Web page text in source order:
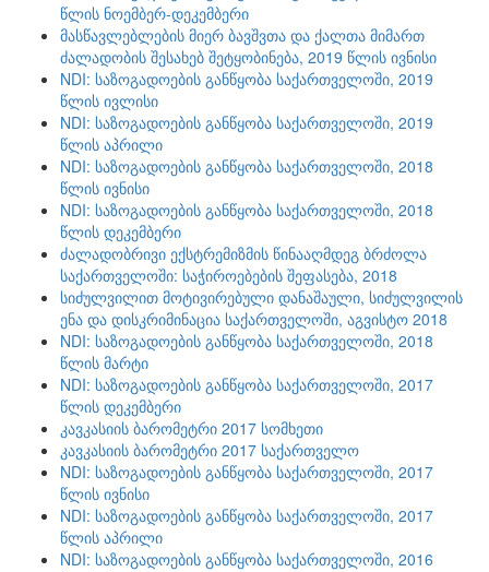
წლის ნოემბერ-დეკემბერი
მასწავლებლების მიერ ბავშვთა და ქალთა მიმართ
ძალადობის შესახებ შეტყობინება, 2019 წლის ივნისი
NDI: საზოგადოების განწყობა საქართველოში, 2019
წლის ივლისი
NDI: საზოგადოების განწყობა საქართველოში, 2019
წლის აპრილი
NDI: საზოგადოების განწყობა საქართველოში, 2018
წლის ივნისი
NDI: საზოგადოების განწყობა საქართველოში, 2018
წლის დეკემბერი
ძალადობრივი ექსტრემიზმის წინააღმდეგ ბრძოლა
საქართველოში: საჭიროებების შეფასება, 2018
სიძულვილით მოტივირებული დანაშაული, სიძულვილის
ენა და დისკრიმინაცია საქართველოში, აგვისტო 2018
NDI: საზოგადოების განწყობა საქართველოში, 2018
წლის მარტი
NDI: საზოგადოების განწყობა საქართველოში, 2017
წლის დეკემბერი
კავკასიის ბარომეტრი 2017 სომხეთი
კავკასიის ბარომეტრი 2017 საქართველო
NDI: საზოგადოების განწყობა საქართველოში, 2017
წლის ივნისი
NDI: საზოგადოების განწყობა საქართველოში, 2017
წლის აპრილი
NDI: საზოგადოების განწყობა საქართველოში, 2016